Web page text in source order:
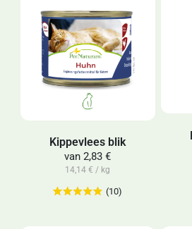
Kippevlees blik
van 2,83 €
14,14 € / kg
(10)